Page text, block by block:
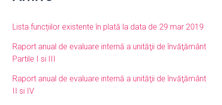
Lista funcțiilor existente în plată la data de 29 mar 2019
Raport anual de evaluare internă a unităţii de învăţământ
Partile I si III
Raport anual de evaluare internă a unităţii de învăţământ
II si IV